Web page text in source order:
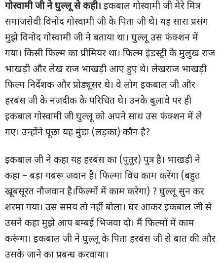
गोस्वामी जी ने घुल्लू से कही। इकबाल गोस्वामी जी मेरे मित्र
समाजसेवी विनोद गोस्वामी जी के पिता जी थे। यह सारा प्रसंग
मुझे विनोद गोस्वामी जी ने बताया था। घुल्लू उस फंक्शन में
गया। किसी फिल्म का प्रीमियर था। फिल्म इंडस्ट्री के मुलुख राज
भाखड़ी और लेख राज भाखड़ी आए हुए थे। लेखराज भाखड़ी
फिल्म निर्देशक और प्रोड्यूसर थे। वे लोग इकबाल जी और
हरबंस जी के नज़दीक के परिचित थे। उनके बुलावे पर ही
इकबाल गोस्वामी जी घुल्लू को अपने साथ उस फंक्शन में ले
गए। उन्होंने पूछा यह मुंडा (लड़का) कौन है?
इकबाल जी ने कहा यह हरबंस का (पुतुर) पुत्र है। भाखड़ी ने
कहा – बड़ा गबरू जवान है। फिल्मा विच काम करेंगा (बहुत
खूबसूरत नौजवान है।फिल्मों में काम करेगा) ? घुल्लू सुन कर
शरमा गया। उस समय तो नहीं बोला। घर आकर इकबाल जी से
उसने कहा मुझे आप बम्बई भिजवा दो। मैं फिल्मों में काम
करूंगा। इकबाल जी ने घुल्लू के पिता हरबंस जी से बात की और
उसके जाने का प्रबन्ध करवाया।